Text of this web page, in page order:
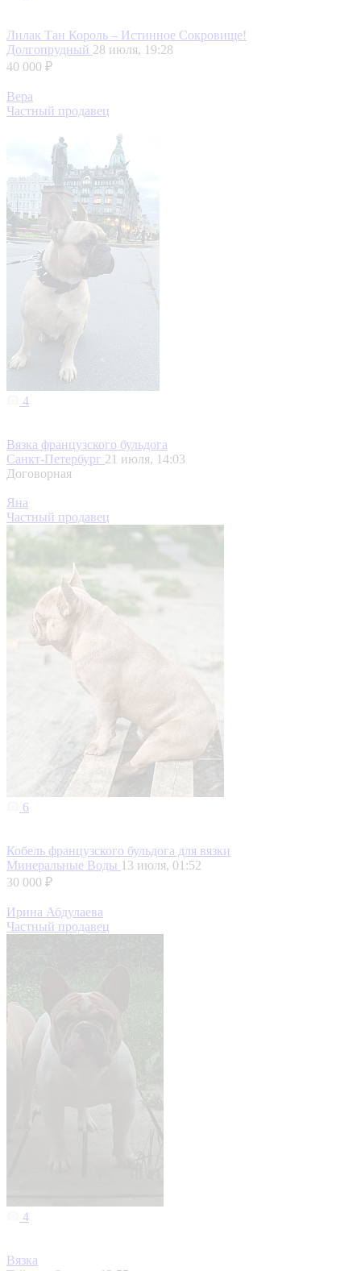
Лилак Тан Король – Истинное Сокровище!
Долгопрудный 28 июля, 19:28
40 000 ₽
Вера
Частный продавец
4
Вязка французского бульдога
Санкт-Петербург 21 июля, 14:03
Договорная
Яна
Частный продавец
6
Кобель французского бульдога для вязки
Минеральные Воды 13 июля, 01:52
30 000 ₽
Ирина Абдулаева
Частный продавец
4
Вязка